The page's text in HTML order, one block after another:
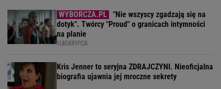
"Nie wszyscy zgadzają się na
dotyk". Twórcy "Proud" o granicach intymności
na planie
SUBSKRYPCJA
Kris Jenner to seryjna ZDRAJCZYNI. Nieoficjalna
biografia ujawnia jej mroczne sekrety